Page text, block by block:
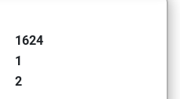
1624
1
2